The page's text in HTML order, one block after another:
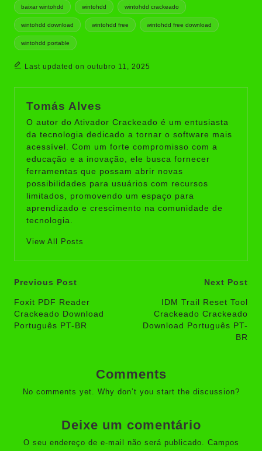
Tags:
baixar wintohdd wintohdd wintohdd crackeado
wintohdd download wintohdd free wintohdd free download
wintohdd portable
Last updated on outubro 11, 2025
Tomás Alves
O autor do Ativador Crackeado é um entusiasta
da tecnologia dedicado a tornar o software mais
acessível. Com um forte compromisso com a
educação e a inovação, ele busca fornecer
ferramentas que possam abrir novas
possibilidades para usuários com recursos
limitados, promovendo um espaço para
aprendizado e crescimento na comunidade de
tecnologia.
View All Posts
Post
navigation
Previous Post
Foxit PDF Reader
Crackeado Download
Português PT-BR
Next Post
IDM Trail Reset Tool
Crackeado Crackeado
Download Português PT-
BR
Comments
No comments yet. Why don’t you start the discussion?
Deixe um comentário
O seu endereço de e-mail não será publicado. Campos